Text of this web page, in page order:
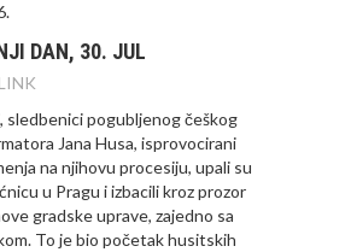
DAN, 30. JUL
sledbenici pogubljenog češkog
Jana Husa, isprovocirani
na njihovu procesiju, upali su
u Pragu i izbacili kroz prozor
gradske uprave, zajedno sa
To je bio početak husitskih